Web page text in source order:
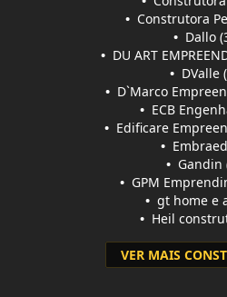
• Construtora
• Dallo
• DU ART
• DValle
• D`Marco
• ECB
• Edificare
•
• Gandin
• GPM
• gt home e
• Heil
VER MAIS